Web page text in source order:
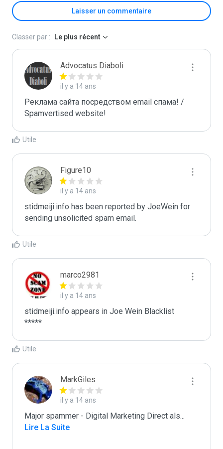
Laisser un commentaire
Classer par : Le plus récent
Advocatus Diaboli
il y a 14 ans
Реклама сайта посредством email спама! /
Spamvertised website!
Utile
Figure10
il y a 14 ans
stidmeiji.info has been reported by JoeWein for
sending unsolicited spam email.
Utile
marco2981
il y a 14 ans
stidmeiji.info appears in Joe Wein Blacklist
*****
Utile
MarkGiles
il y a 14 ans
Major spammer - Digital Marketing Direct als...
Lire La Suite